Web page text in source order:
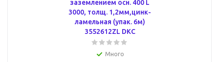
заземлением осн. 400 L
3000, толщ. 1,2мм,цинк-
ламельная (упак. 6м)
3552612ZL DKC
Много